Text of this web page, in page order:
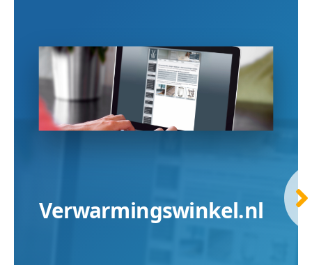
Verwarmingswinkel.nl